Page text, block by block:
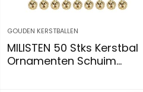
GOUDEN KERSTBALLEN
MILISTEN 50 Stks Kerstbal
Ornamenten Schuim